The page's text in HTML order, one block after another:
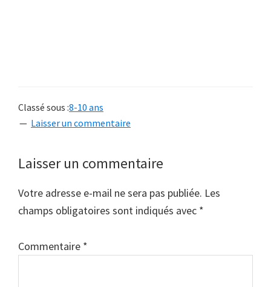
Classé sous :8-10 ans
Laisser un commentaire
Interactions
lecteur
Laisser un commentaire
Votre adresse e-mail ne sera pas publiée. Les
champs obligatoires sont indiqués avec *
Commentaire *